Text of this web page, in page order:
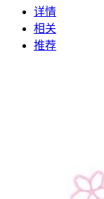
详情
相关
推荐